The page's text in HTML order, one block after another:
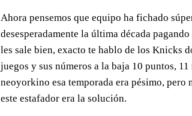
Ahora pensemos que equipo ha fichado
desesperadamente la última década
les sale bien, exacto te hablo de los Knicks
juegos y sus números a la baja 10 puntos,
neoyorkino esa temporada era pésimo, pero
este estafador era la solución.